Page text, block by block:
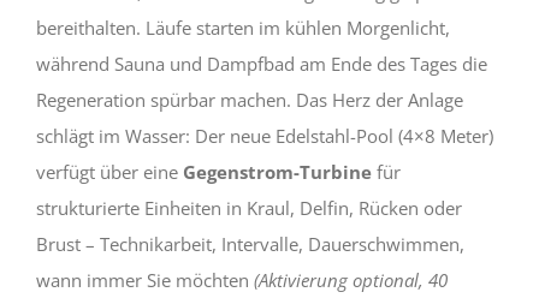
bereithalten. Läufe starten im kühlen Morgenlicht,
während Sauna und Dampfbad am Ende des Tages die
Regeneration spürbar machen. Das Herz der Anlage
schlägt im Wasser: Der neue Edelstahl-Pool (4×8 Meter)
verfügt über eine Gegenstrom-Turbine für
strukturierte Einheiten in Kraul, Delfin, Rücken oder
Brust – Technikarbeit, Intervalle, Dauerschwimmen,
wann immer Sie möchten (Aktivierung optional, 40